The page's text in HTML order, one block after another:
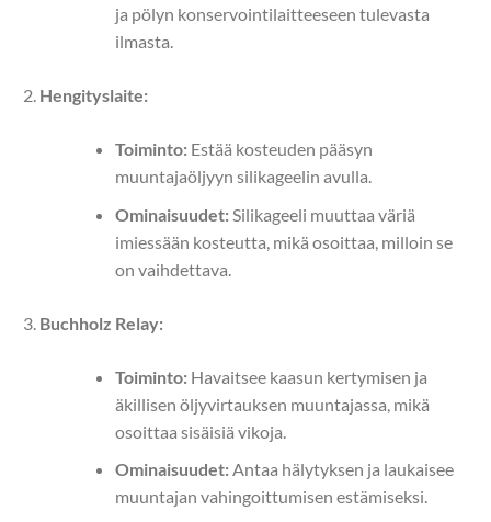
ja pölyn konservointilaitteeseen tulevasta
ilmasta.
Hengityslaite:
Toiminto:Estää kosteuden pääsyn
muuntajaöljyyn silikageelin avulla.
Ominaisuudet:Silikageeli muuttaa väriä
imiessään kosteutta, mikä osoittaa, milloin se
on vaihdettava.
Buchholz Relay:
Toiminto:Havaitsee kaasun kertymisen ja
äkillisen öljyvirtauksen muuntajassa, mikä
osoittaa sisäisiä vikoja.
Ominaisuudet:Antaa hälytyksen ja laukaisee
muuntajan vahingoittumisen estämiseksi.